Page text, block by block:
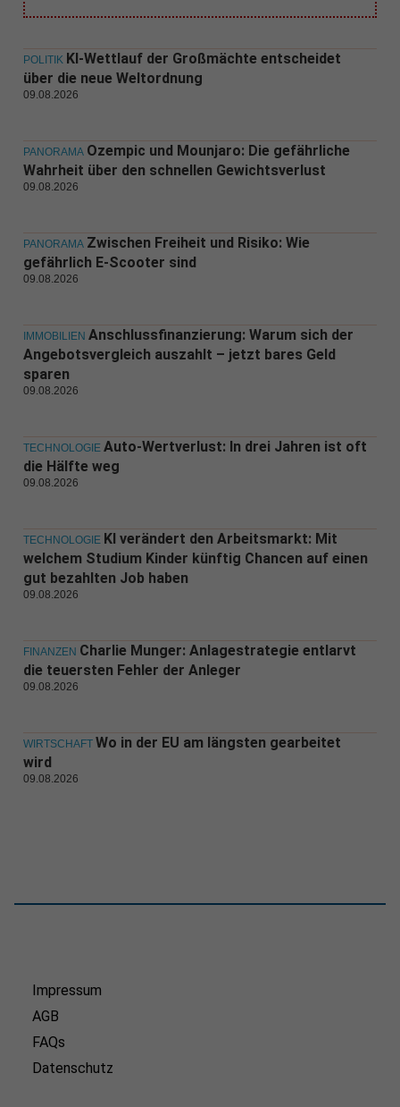
POLITIK KI-Wettlauf der Großmächte entscheidet
über die neue Weltordnung
09.08.2026
PANORAMA Ozempic und Mounjaro: Die gefährliche
Wahrheit über den schnellen Gewichtsverlust
09.08.2026
PANORAMA Zwischen Freiheit und Risiko: Wie
gefährlich E-Scooter sind
09.08.2026
IMMOBILIEN Anschlussfinanzierung: Warum sich der
Angebotsvergleich auszahlt – jetzt bares Geld
sparen
09.08.2026
TECHNOLOGIE Auto-Wertverlust: In drei Jahren ist oft
die Hälfte weg
09.08.2026
TECHNOLOGIE KI verändert den Arbeitsmarkt: Mit
welchem Studium Kinder künftig Chancen auf einen
gut bezahlten Job haben
09.08.2026
FINANZEN Charlie Munger: Anlagestrategie entlarvt
die teuersten Fehler der Anleger
09.08.2026
WIRTSCHAFT Wo in der EU am längsten gearbeitet
wird
09.08.2026
Impressum
AGB
FAQs
Datenschutz